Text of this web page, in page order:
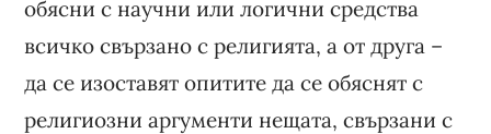
обясни с научни или логични средства
всичко свързано с религията, а от друга –
да се изоставят опитите да се обяснят с
религиозни аргументи нещата, свързани с